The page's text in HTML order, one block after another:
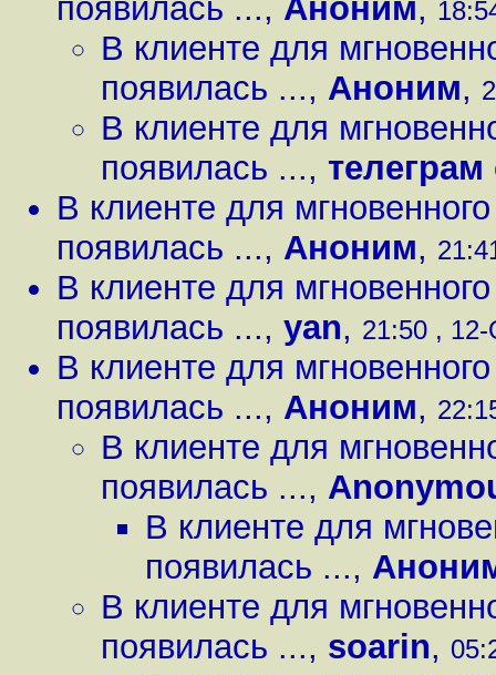
появилась ..., Аноним,
В клиенте для
появилась ..., Аноним,
В клиенте для
появилась ..., телеграм
В клиенте для
появилась ..., Аноним,
В клиенте для
появилась ..., yan, 21:50 , 12-
В клиенте для
появилась ..., Аноним,
В клиенте для
появилась ...,
В клиенте для
появилась ...,
В клиенте для
появилась ..., soarin,